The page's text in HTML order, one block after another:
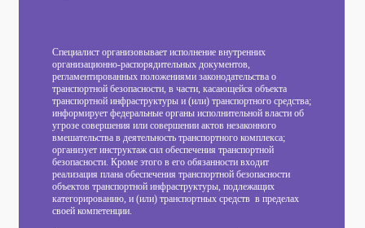
Специалист организовывает исполнение внутренних
организационно-распорядительных документов,
регламентированных положениями законодательства о
транспортной безопасности, в части, касающейся объекта
транспортной инфраструктуры и (или) транспортного средства;
информирует федеральные органы исполнительной власти об
угрозе совершения или совершении актов незаконного
вмешательства в деятельность транспортного комплекса;
организует инструктаж сил обеспечения транспортной
безопасности. Кроме этого в его обязанности входит
реализация плана обеспечения транспортной безопасности
объектов транспортной инфраструктуры, подлежащих
категорированию, и (или) транспортных средств в пределах
своей компетенции.